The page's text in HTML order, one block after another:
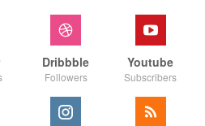
Dribbble
Followers
Youtube
Subscribers